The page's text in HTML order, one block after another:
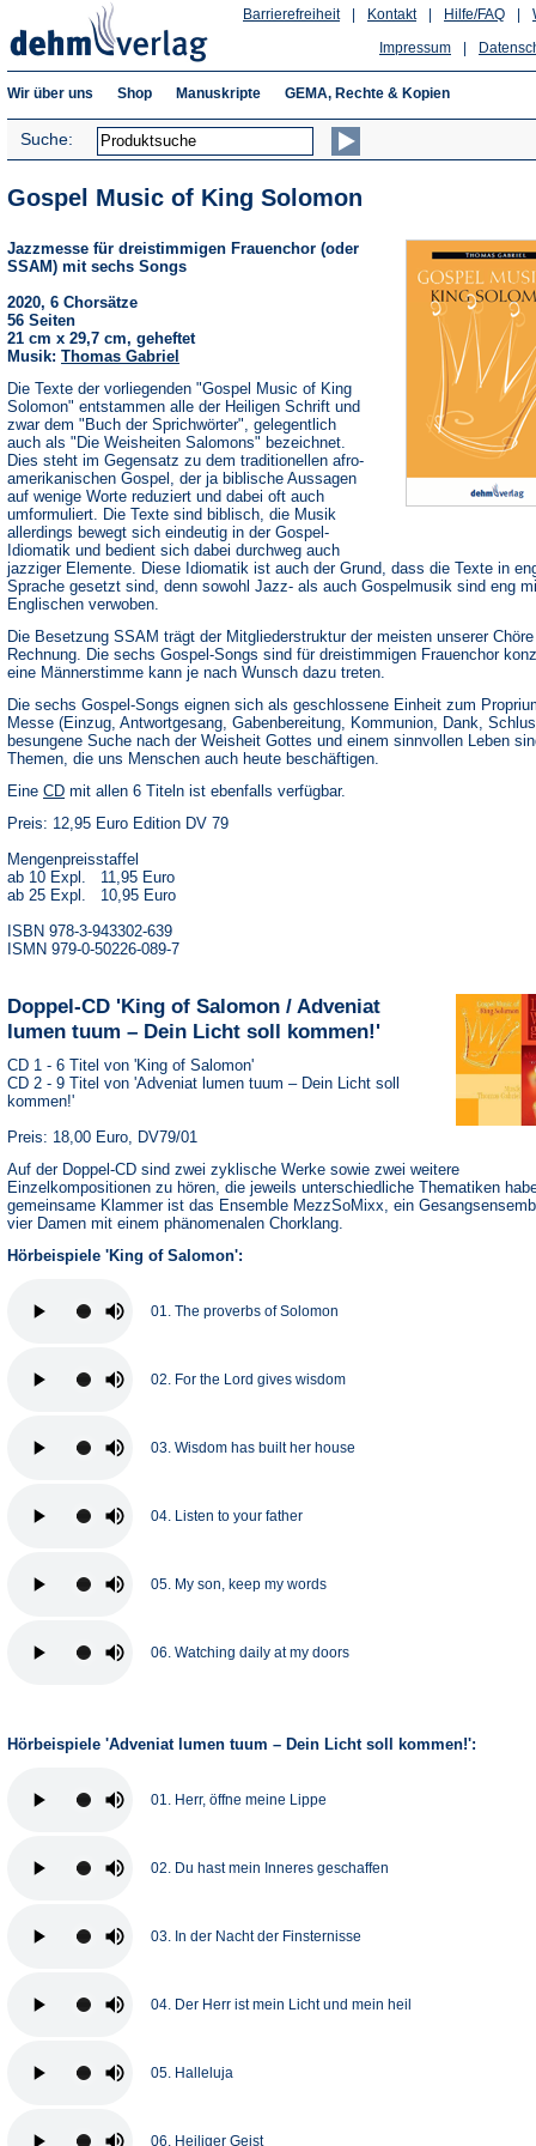
Hilfe/FAQ
Kontakt
Barrierefreiheit
Impressum
Wir über uns Shop Manuskripte GEMA, Rechte & Kopien
Suche:
Gospel Music of King Solomon
Jazzmesse für dreistimmigen Frauenchor (oder
SSAM) mit sechs Songs
2020, 6 Chorsätze
56 Seiten
21 cm x 29,7 cm, geheftet
Musik: Thomas Gabriel
Die Texte der vorliegenden "Gospel Music of King
Solomon" entstammen alle der Heiligen Schrift und
zwar dem "Buch der Sprichwörter", gelegentlich
auch als "Die Weisheiten Salomons" bezeichnet.
Dies steht im Gegensatz zu dem traditionellen afro-
amerikanischen Gospel, der ja biblische Aussagen
auf wenige Worte reduziert und dabei oft auch
umformuliert. Die Texte sind biblisch, die Musik
allerdings bewegt sich eindeutig in der Gospel-
Idiomatik und bedient sich dabei durchweg auch
jazziger Elemente. Diese Idiomatik ist auch der Grund, dass die Texte in
Sprache gesetzt sind, denn sowohl Jazz- als auch Gospelmusik sind eng
Englischen verwoben.
Die Besetzung SSAM trägt der Mitgliederstruktur der meisten unserer Chöre
Rechnung. Die sechs Gospel-Songs sind für dreistimmigen Frauenchor
eine Männerstimme kann je nach Wunsch dazu treten.
Die sechs Gospel-Songs eignen sich als geschlossene Einheit zum
Messe (Einzug, Antwortgesang, Gabenbereitung, Kommunion, Dank,
besungene Suche nach der Weisheit Gottes und einem sinnvollen Leben
Themen, die uns Menschen auch heute beschäftigen.
Eine CD(Öffnet
einem
Tab)
mit allen 6 Titeln ist ebenfalls verfügbar.
Preis: 12,95 Euro Edition DV 79
Mengenpreisstaffel
ab 10 Expl. 11,95 Euro
ab 25 Expl. 10,95 Euro
ISBN 978-3-943302-639
ISMN 979-0-50226-089-7
Doppel-CD 'King of Salomon / Adveniat
lumen tuum – Dein Licht soll kommen!'
CD 1 - 6 Titel von 'King of Salomon'
CD 2 - 9 Titel von 'Adveniat lumen tuum – Dein Licht soll
kommen!'
Preis: 18,00 Euro, DV79/01
Auf der Doppel-CD sind zwei zyklische Werke sowie zwei weitere
Einzelkompositionen zu hören, die jeweils unterschiedliche Thematiken
gemeinsame Klammer ist das Ensemble MezzSoMixx, ein
vier Damen mit einem phänomenalen Chorklang.
Hörbeispiele 'King of Salomon':
01. The proverbs of Solomon
02. For the Lord gives wisdom
03. Wisdom has built her house
04. Listen to your father
05. My son, keep my words
06. Watching daily at my doors
Hörbeispiele 'Adveniat lumen tuum – Dein Licht soll kommen!':
01. Herr, öffne meine Lippe
02. Du hast mein Inneres geschaffen
03. In der Nacht der Finsternisse
04. Der Herr ist mein Licht und mein heil
05. Halleluja
06. Heiliger Geist